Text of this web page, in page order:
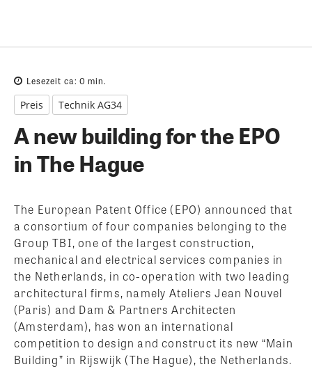
Lesezeit ca: 0 min.
Preis Technik AG34
A new building for the EPO
in The Hague
The European Patent Office (EPO) announced that
a consortium of four companies belonging to the
Group TBI, one of the largest construction,
mechanical and electrical services companies in
the Netherlands, in co-operation with two leading
architectural firms, namely Ateliers Jean Nouvel
(Paris) and Dam & Partners Architecten
(Amsterdam), has won an international
competition to design and construct its new “Main
Building” in Rijswijk (The Hague), the Netherlands.